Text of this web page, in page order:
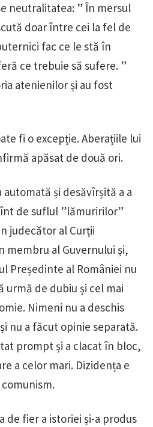
neutralitatea: ” În mersul
doar între cei la fel de
fac ce le stă în
ce trebuie să sufere. ”
atenienilor și au fost
fi o excepție. Aberațiile lui
apăsat de două ori.
și desăvîrșită a a
de suflul ”lămuririlor”
judecător al Curții
membru al Guvernului și,
Președinte al României nu
urmă de dubiu și cel mai
Nimeni nu a deschis
nu a făcut opinie separată.
prompt și a clacat în bloc,
a celor mari. Dizidența e
de fier a istoriei și-a produs